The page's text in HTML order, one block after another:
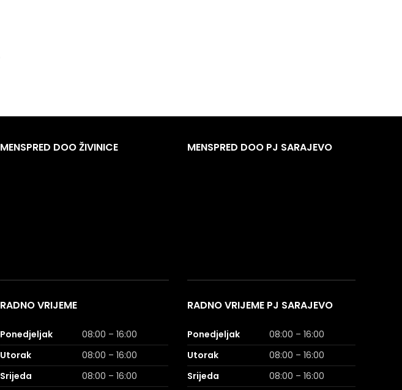
MENSPRED DOO ŽIVINICE
RADNO VRIJEME
Ponedjeljak
08:00 – 16:00
Utorak
08:00 – 16:00
Srijeda
08:00 – 16:00
MENSPRED DOO PJ SARAJEVO
RADNO VRIJEME PJ SARAJEVO
Ponedjeljak
08:00 – 16:00
Utorak
08:00 – 16:00
Srijeda
08:00 – 16:00